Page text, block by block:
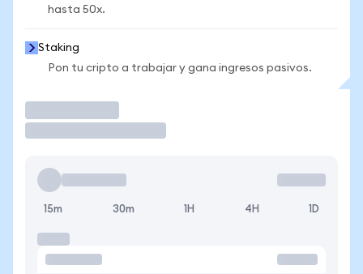
hasta 50x.
Staking
Pon tu cripto a trabajar y gana ingresos pasivos.
15m 30m 1H 4H 1D